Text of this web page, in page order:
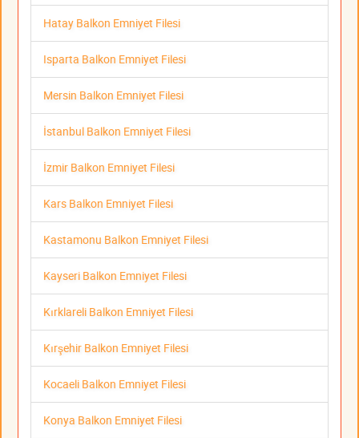
Hatay Balkon Emniyet Filesi
Isparta Balkon Emniyet Filesi
Mersin Balkon Emniyet Filesi
İstanbul Balkon Emniyet Filesi
İzmir Balkon Emniyet Filesi
Kars Balkon Emniyet Filesi
Kastamonu Balkon Emniyet Filesi
Kayseri Balkon Emniyet Filesi
Kırklareli Balkon Emniyet Filesi
Kırşehir Balkon Emniyet Filesi
Kocaeli Balkon Emniyet Filesi
Konya Balkon Emniyet Filesi